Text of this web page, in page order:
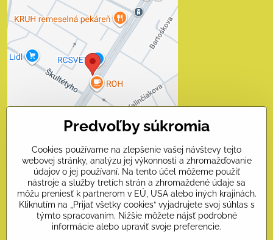
Externý obsah je
blokovaný Voľbami
súkromia
Prajete si načítať externý obsah?
Povoliť tentokrát
Povoliť a zapamätať - súhlas
Otvoriť obsah v novom okne
Kontakty
Predvoľby súkromia
Cookies používame na zlepšenie vašej návštevy tejto
webovej stránky, analýzu jej výkonnosti a zhromažďovanie
údajov o jej používaní. Na tento účel môžeme použiť
nástroje a služby tretích strán a zhromaždené údaje sa
môžu preniesť k partnerom v EÚ, USA alebo iných krajinách.
Kliknutím na „Prijať všetky cookies“ vyjadrujete svoj súhlas s
týmto spracovaním. Nižšie môžete nájsť podrobné
informácie alebo upraviť svoje preferencie.